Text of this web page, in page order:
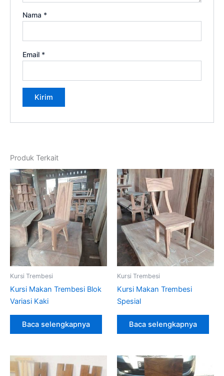
Nama *
Email *
Produk Terkait
Kursi Trembesi
Kursi Makan Trembesi Blok
Variasi Kaki
Baca selengkapnya
Kursi Trembesi
Kursi Makan Trembesi
Spesial
Baca selengkapnya